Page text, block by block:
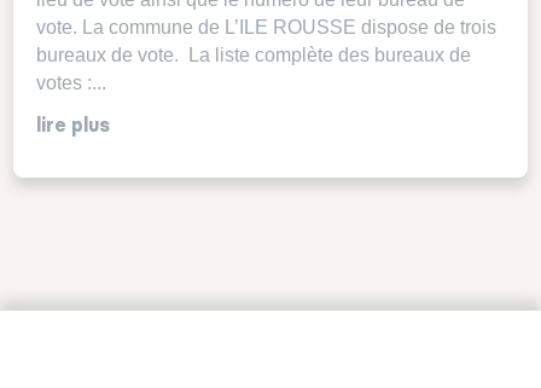
vote. La commune de L’ILE ROUSSE dispose de trois
bureaux de vote. La liste complète des bureaux de
votes :...
lire plus